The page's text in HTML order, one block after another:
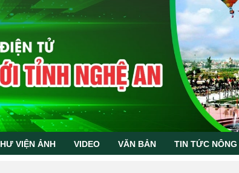
VIỆN ẢNH VIDEO VĂN BẢN TIN TỨC